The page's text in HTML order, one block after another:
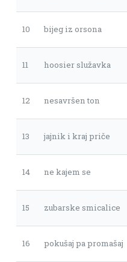
10 bijeg iz orsona
11 hoosier služavka
12 nesavršen ton
13 jajnik i kraj priče
14 ne kajem se
15 zubarske smicalice
16 pokušaj pa promašaj